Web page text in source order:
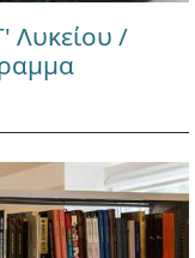
Λυκείου /